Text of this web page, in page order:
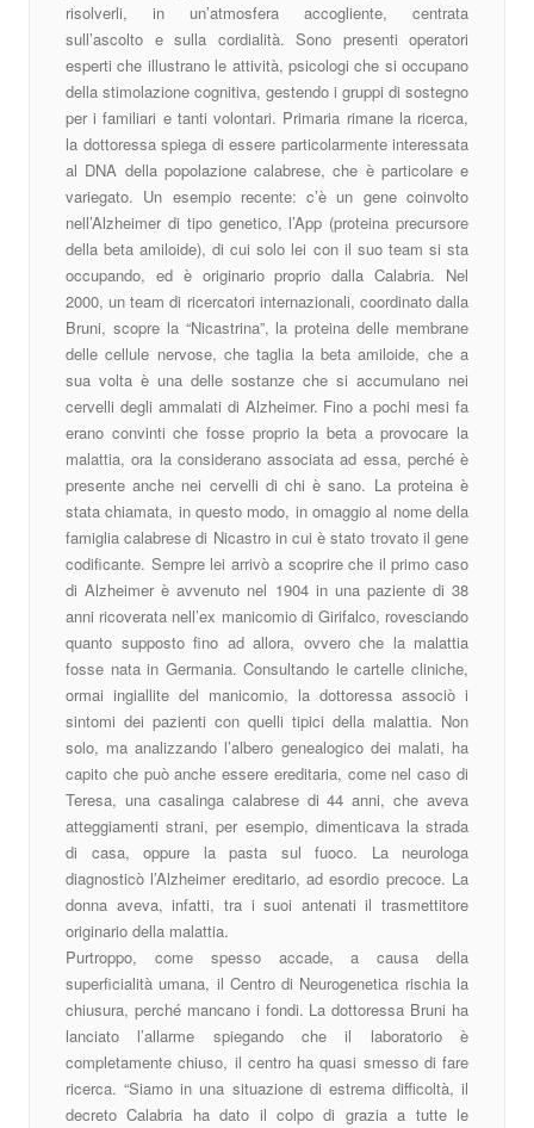
risolverli, in un’atmosfera accogliente, centrata
sull’ascolto e sulla cordialità. Sono presenti operatori
esperti che illustrano le attività, psicologi che si occupano
della stimolazione cognitiva, gestendo i gruppi di sostegno
per i familiari e tanti volontari. Primaria rimane la ricerca,
la dottoressa spiega di essere particolarmente interessata
al DNA della popolazione calabrese, che è particolare e
variegato. Un esempio recente: c’è un gene coinvolto
nell’Alzheimer di tipo genetico, l’App (proteina precursore
della beta amiloide), di cui solo lei con il suo team si sta
occupando, ed è originario proprio dalla Calabria. Nel
2000, un team di ricercatori internazionali, coordinato dalla
Bruni, scopre la “Nicastrina”, la proteina delle membrane
delle cellule nervose, che taglia la beta amiloide, che a
sua volta è una delle sostanze che si accumulano nei
cervelli degli ammalati di Alzheimer. Fino a pochi mesi fa
erano convinti che fosse proprio la beta a provocare la
malattia, ora la considerano associata ad essa, perché è
presente anche nei cervelli di chi è sano. La proteina è
stata chiamata, in questo modo, in omaggio al nome della
famiglia calabrese di Nicastro in cui è stato trovato il gene
codificante. Sempre lei arrivò a scoprire che il primo caso
di Alzheimer è avvenuto nel 1904 in una paziente di 38
anni ricoverata nell’ex manicomio di Girifalco, rovesciando
quanto supposto fino ad allora, ovvero che la malattia
fosse nata in Germania. Consultando le cartelle cliniche,
ormai ingiallite del manicomio, la dottoressa associò i
sintomi dei pazienti con quelli tipici della malattia. Non
solo, ma analizzando l’albero genealogico dei malati, ha
capito che può anche essere ereditaria, come nel caso di
Teresa, una casalinga calabrese di 44 anni, che aveva
atteggiamenti strani, per esempio, dimenticava la strada
di casa, oppure la pasta sul fuoco. La neurologa
diagnosticò l’Alzheimer ereditario, ad esordio precoce. La
donna aveva, infatti, tra i suoi antenati il trasmettitore
originario della malattia.
Purtroppo, come spesso accade, a causa della
superficialità umana, il Centro di Neurogenetica rischia la
chiusura, perché mancano i fondi. La dottoressa Bruni ha
lanciato l’allarme spiegando che il laboratorio è
completamente chiuso, il centro ha quasi smesso di fare
ricerca. “Siamo in una situazione di estrema difficoltà, il
decreto Calabria ha dato il colpo di grazia a tutte le